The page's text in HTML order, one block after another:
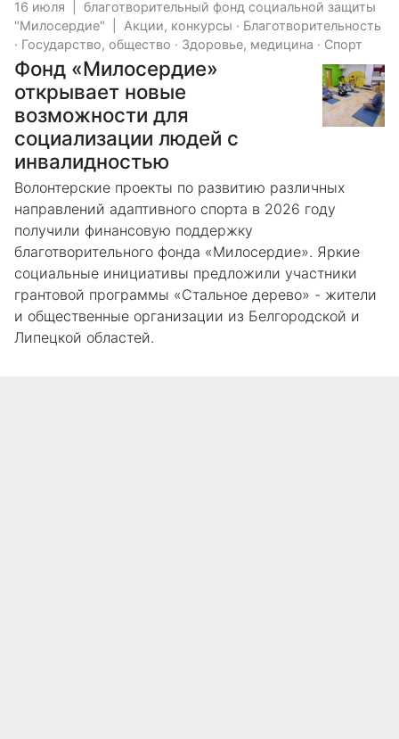
16 июля
благотворительный фонд социальной защиты
"Милосердие"
Акции, конкурсы · Благотворительность
· Государство, общество · Здоровье, медицина · Спорт
Фонд «Милосердие»
открывает новые
возможности для
социализации людей с
инвалидностью
Волонтерские проекты по развитию различных
направлений адаптивного спорта в 2026 году
получили финансовую поддержку
благотворительного фонда «Милосердие». Яркие
социальные инициативы предложили участники
грантовой программы «Стальное дерево» - жители
и общественные организации из Белгородской и
Липецкой областей.